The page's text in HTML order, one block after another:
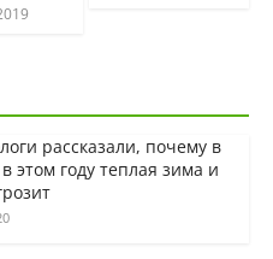
рассказали, почему в
этом году теплая зима и